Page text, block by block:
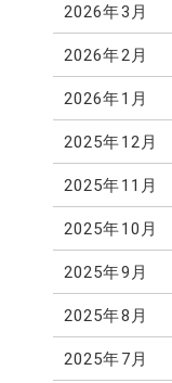
2026年3月
2026年2月
2026年1月
2025年12月
2025年11月
2025年10月
2025年9月
2025年8月
2025年7月